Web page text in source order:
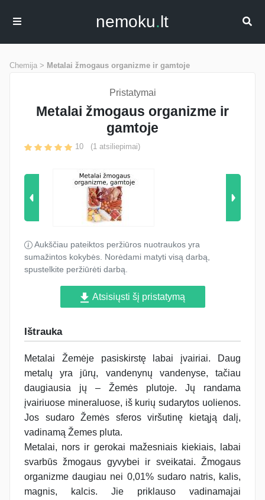
nemoku.lt
Chemija > Metalai žmogaus organizme ir gamtoje
Pristatymai
Metalai žmogaus organizme ir
gamtoje
10 (1 atsiliepimai)
Aukščiau pateiktos peržiūros nuotraukos yra
sumažintos kokybės. Norėdami matyti visą darbą,
spustelkite peržiūrėti darbą.
Atsisiųsti šį pristatymą
Ištrauka
Metalai Žemėje pasiskirstę labai įvairiai. Daug
metalų yra jūrų, vandenynų vandenyse, tačiau
daugiausia jų – Žemės plutoje. Jų randama
įvairiuose mineraluose, iš kurių sudarytos uolienos.
Jos sudaro Žemės sferos viršutinę kietąją dalį,
vadinamą Žemes pluta.
Metalai, nors ir gerokai mažesniais kiekiais, labai
svarbūs žmogaus gyvybei ir sveikatai. Žmogaus
organizme daugiau nei 0,01% sudaro natris, kalis,
magnis, kalcis. Jie priklauso vadinamajai